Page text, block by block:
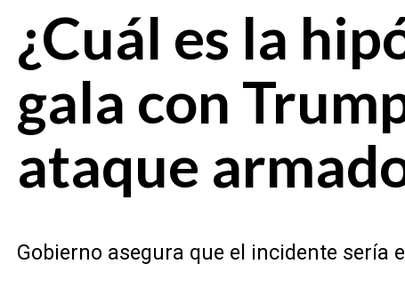
¿Cuál es la
gala con
ataque
Gobierno asegura que el incidente sería